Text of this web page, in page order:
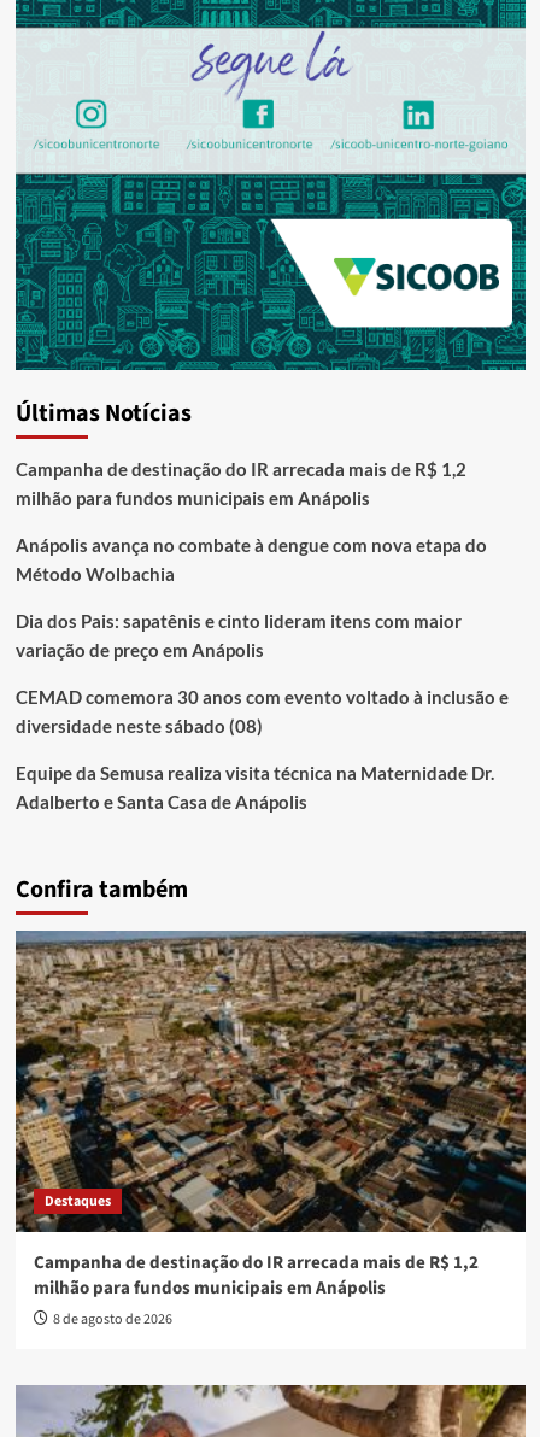
Últimas Notícias
Campanha de destinação do IR arrecada mais de R$ 1,2
milhão para fundos municipais em Anápolis
Anápolis avança no combate à dengue com nova etapa do
Método Wolbachia
Dia dos Pais: sapatênis e cinto lideram itens com maior
variação de preço em Anápolis
CEMAD comemora 30 anos com evento voltado à inclusão e
diversidade neste sábado (08)
Equipe da Semusa realiza visita técnica na Maternidade Dr.
Adalberto e Santa Casa de Anápolis
Confira também
Destaques
Campanha de destinação do IR arrecada mais de R$ 1,2
milhão para fundos municipais em Anápolis
8 de agosto de 2026